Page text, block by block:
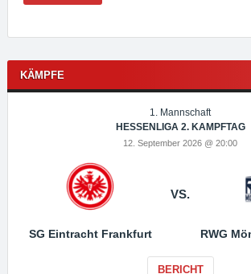
KÄMPFE
1. Mannschaft
HESSENLIGA 2. KAMPFTAG
12. September 2026 @ 20:00
SG Eintracht Frankfurt
VS.
BERICHT